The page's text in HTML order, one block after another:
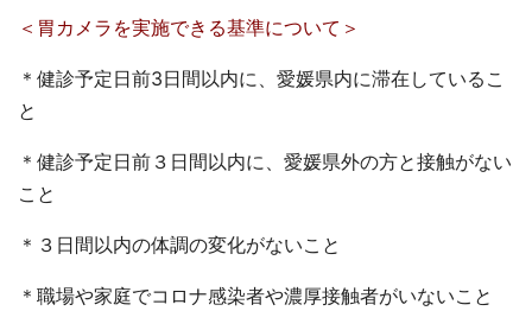
＜胃カメラを実施できる基準について＞
＊健診予定日前3日間以内に、愛媛県内に滞在しているこ
と
＊健診予定日前３日間以内に、愛媛県外の方と接触がない
こと
＊３日間以内の体調の変化がないこと
＊職場や家庭でコロナ感染者や濃厚接触者がいないこと